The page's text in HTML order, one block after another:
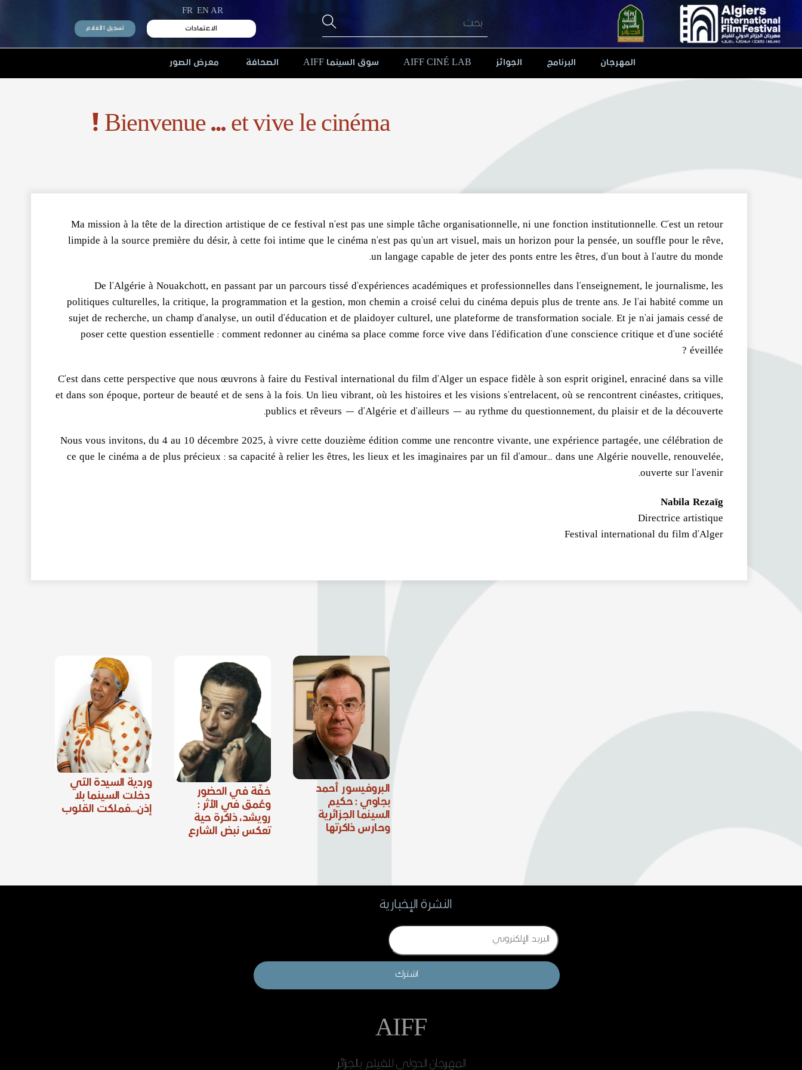
content
AR
EN
FR
الاعتمادات تسجيل الأفلام
المهرجان البرنامج الجوائز AIFF CINÉ LAB سوق السينما AIFF الصحافة معرض الصور
Bienvenue … et vive le cinéma !
Ma mission à la tête de la direction artistique de ce festival n’est pas une simple tâche organisationnelle, ni une fonction institutionnelle. C’est un retour
limpide à la source première du désir, à cette foi intime que le cinéma n’est pas qu’un art visuel, mais un horizon pour la pensée, un souffle pour le rêve,
un langage capable de jeter des ponts entre les êtres, d’un bout à l’autre du monde.
De l’Algérie à Nouakchott, en passant par un parcours tissé d’expériences académiques et professionnelles dans l’enseignement, le journalisme, les
politiques culturelles, la critique, la programmation et la gestion, mon chemin a croisé celui du cinéma depuis plus de trente ans. Je l’ai habité comme un
sujet de recherche, un champ d’analyse, un outil d’éducation et de plaidoyer culturel, une plateforme de transformation sociale. Et je n’ai jamais cessé de
poser cette question essentielle : comment redonner au cinéma sa place comme force vive dans l’édification d’une conscience critique et d’une société
éveillée ?
C’est dans cette perspective que nous œuvrons à faire du Festival international du film d’Alger un espace fidèle à son esprit originel, enraciné dans sa ville
et dans son époque, porteur de beauté et de sens à la fois. Un lieu vibrant, où les histoires et les visions s’entrelacent, où se rencontrent cinéastes, critiques,
publics et rêveurs — d’Algérie et d’ailleurs — au rythme du questionnement, du plaisir et de la découverte.
Nous vous invitons, du 4 au 10 décembre 2025, à vivre cette douzième édition comme une rencontre vivante, une expérience partagée, une célébration de
ce que le cinéma a de plus précieux : sa capacité à relier les êtres, les lieux et les imaginaires par un fil d’amour… dans une Algérie nouvelle, renouvelée,
ouverte sur l’avenir.
Nabila Rezaïg
Directrice artistique
Festival international du film d’Alger
وردية السيدة التي
دخلت السينما بلا
إذن…فملكت القلوب
خفّة في الحضور
وعُمق في الأثر :
رويشد، ذاكرة حية
تعكس نبض الشارع
البروفيسور أحمد
بجاوي : حكيم
السينما الجزائرية
وحارس ذاكرتها
النشرة الإخبارية
Email
اشترك
AIFF
المهرجان الدولي للفيلم بالجزائر